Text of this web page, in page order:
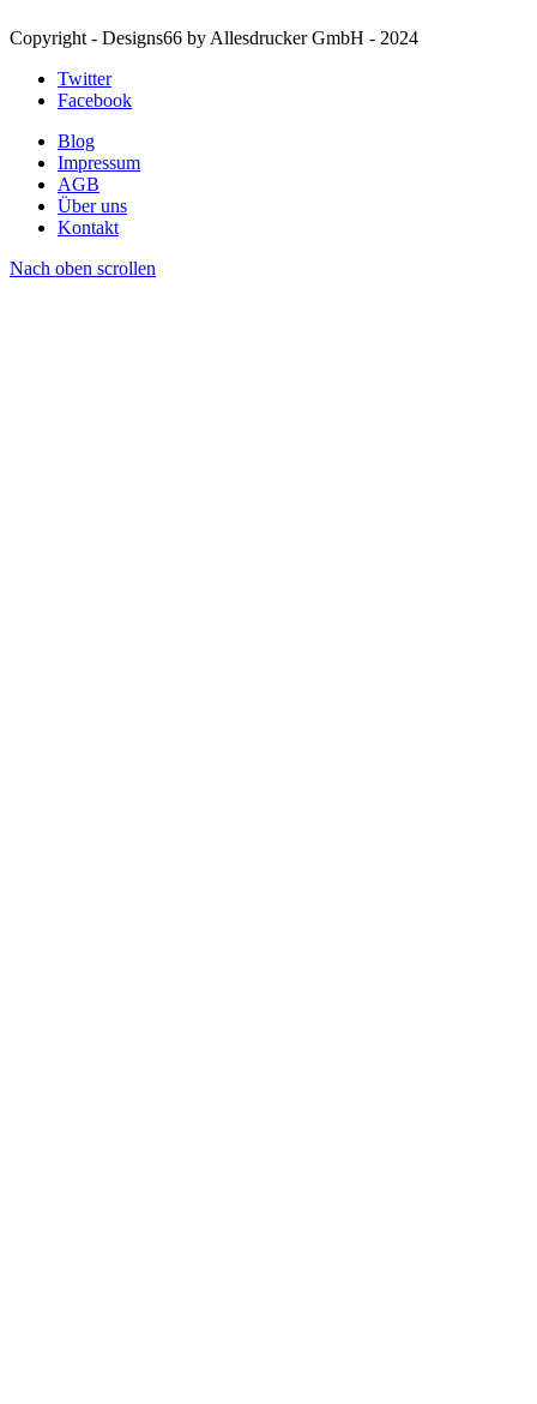
Copyright - Designs66 by Allesdrucker GmbH - 2024
Twitter
Facebook
Blog
Impressum
AGB
Über uns
Kontakt
Nach oben scrollen